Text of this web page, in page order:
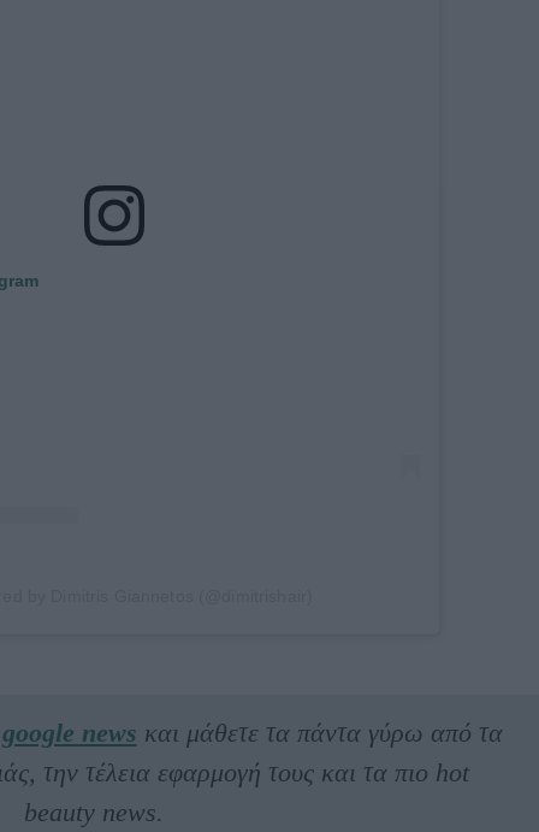
google news και μάθετε τα πάντα γύρω από τα
την τέλεια εφαρμογή τους και τα πιο hot
beauty news.